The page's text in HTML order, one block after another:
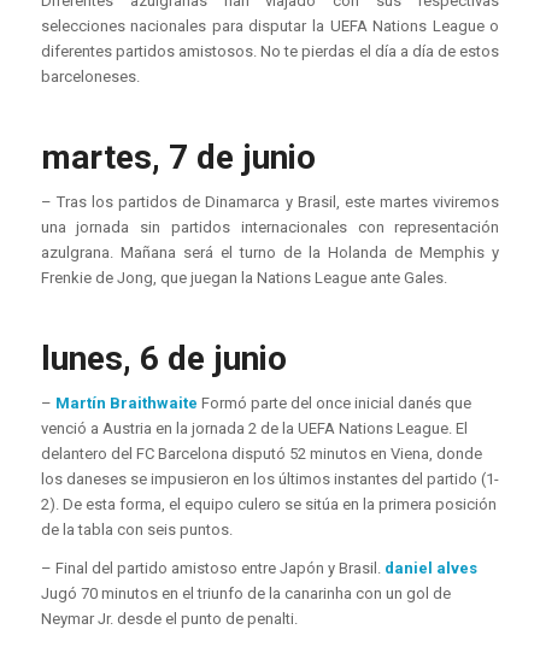
selecciones nacionales para disputar la UEFA Nations League o
diferentes partidos amistosos. No te pierdas el día a día de estos
barceloneses.
martes, 7 de junio
– Tras los partidos de Dinamarca y Brasil, este martes viviremos
una jornada sin partidos internacionales con representación
azulgrana. Mañana será el turno de la Holanda de Memphis y
Frenkie de Jong, que juegan la Nations League ante Gales.
lunes, 6 de junio
– Martín Braithwaite Formó parte del once inicial danés que
venció a Austria en la jornada 2 de la UEFA Nations League. El
delantero del FC Barcelona disputó 52 minutos en Viena, donde
los daneses se impusieron en los últimos instantes del partido (1-
2). De esta forma, el equipo culero se sitúa en la primera posición
de la tabla con seis puntos.
– Final del partido amistoso entre Japón y Brasil. daniel alves
Jugó 70 minutos en el triunfo de la canarinha con un gol de
Neymar Jr. desde el punto de penalti.